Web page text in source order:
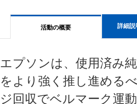
活動の概要 詳細説
エプソンは、使用済み
をより強く推し進める
ジ回収でベルマーク運